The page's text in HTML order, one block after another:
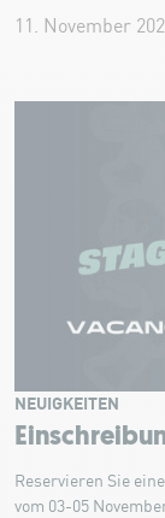
11. November
NEUIGKEITEN
Reservieren Sie
vom 03-05